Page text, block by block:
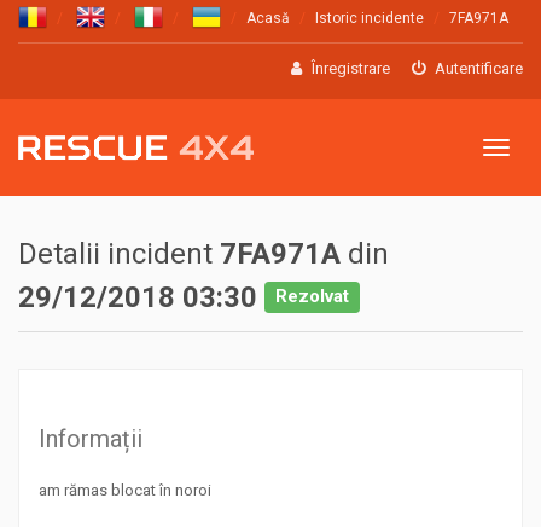
Acasă Istoric incidente 7FA971A
Înregistrare Autentificare
Meniu
Detalii incident 7FA971A din
29/12/2018 03:30
Rezolvat
Informații
am rămas blocat în noroi